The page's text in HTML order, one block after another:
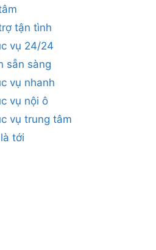
tận tình
vụ 24/24
sẵn sàng
vụ nhanh
vụ nội ô
vụ trung tâm
tới